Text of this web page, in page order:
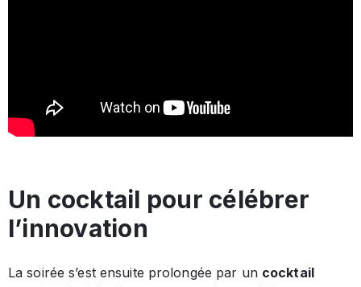
Un cocktail pour célébrer
l’innovation
La soirée s’est ensuite prolongée par un cocktail